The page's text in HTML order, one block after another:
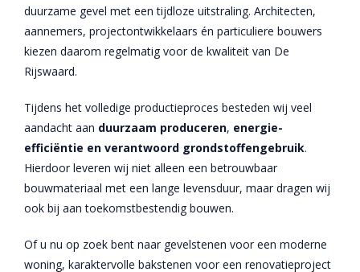
duurzame gevel met een tijdloze uitstraling. Architecten,
aannemers, projectontwikkelaars én particuliere bouwers
kiezen daarom regelmatig voor de kwaliteit van De
Rijswaard.
Tijdens het volledige productieproces besteden wij veel
aandacht aan duurzaam produceren, energie-
efficiëntie en verantwoord grondstoffengebruik.
Hierdoor leveren wij niet alleen een betrouwbaar
bouwmateriaal met een lange levensduur, maar dragen wij
ook bij aan toekomstbestendig bouwen.
Of u nu op zoek bent naar gevelstenen voor een moderne
woning, karaktervolle bakstenen voor een renovatieproject